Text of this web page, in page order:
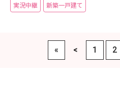
実況中継 新築一戸建て
« < 1 2